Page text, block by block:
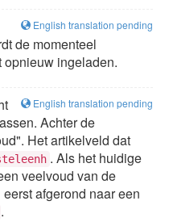
English translation pending
de momenteel
opnieuw ingeladen.
English translation pending
Achter de
Het artikelveld dat
. Als het huidige
veelvoud van de
afgerond naar een
.